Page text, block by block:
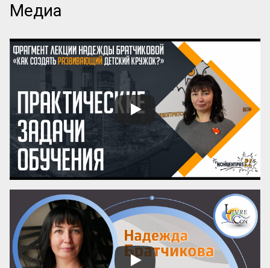
название! А ведь именно название, а
вовсе не содержание, приносит книге
успех! Кто думает иначе — пусть
проведет простой эксперимент: спросит
у кого угодно, какая книга более
знаменита: про черта в городе или про
джинна в деревне? Никто вам ничего
вразумительного не скажет. Но если
поставить вопрос иначе: какая книга
более знаменита: «‎Мастер и Маргарита»
или «...
Медиа